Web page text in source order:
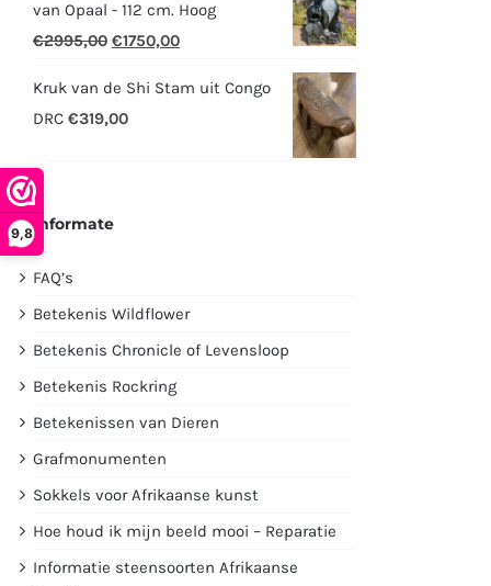
9,8
van Opaal - 112 cm. Hoog
€2995,00 Oorspronkelijke
was:
€2995,00.
€1750,00Huidige
Kruk van de Shi Stam uit Congo
DRC €319,00
Informate
FAQ’s
Betekenis Wildflower
Betekenis Chronicle of Levensloop
Betekenis Rockring
Betekenissen van Dieren
Grafmonumenten
Sokkels voor Afrikaanse kunst
Hoe houd ik mijn beeld mooi – Reparatie
Informatie steensoorten Afrikaanse